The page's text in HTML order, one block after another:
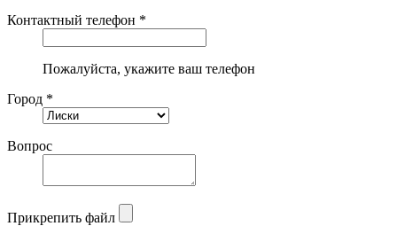
Контактный телефон *
Пожалуйста, укажите ваш телефон
Город *
Вопрос
Прикрепить файл